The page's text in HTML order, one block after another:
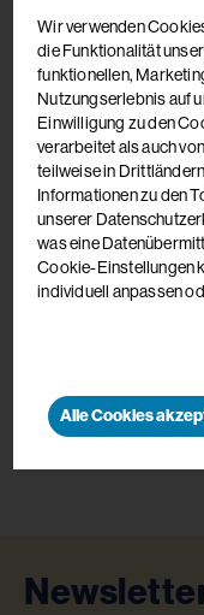
Anmeldung
Akademie De La
Martin-Luther-
9560 Feldkirchen
Wir verwenden
die Funktionalität
funktionellen,
Nutzungserlebnis auf
Einwilligung zu den
verarbeitet als auch
teilweise in
Informationen zu den
unserer
was eine
Cookie-Einstellungen
individuell anpassen
Alle Cookies